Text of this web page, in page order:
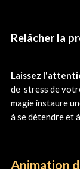
Relâcher la
Laissez
de stress de
magie instaure
à se détendre et
Animation